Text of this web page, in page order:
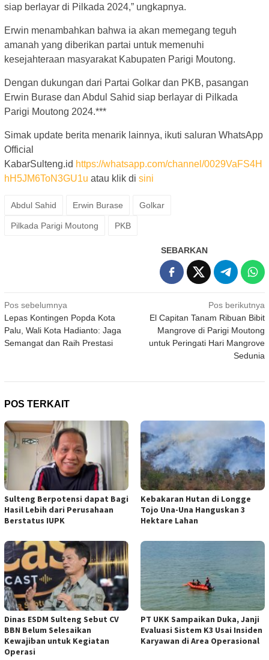
siap berlayar di Pilkada 2024,” ungkapnya.
Erwin menambahkan bahwa ia akan memegang teguh
amanah yang diberikan partai untuk memenuhi
kesejahteraan masyarakat Kabupaten Parigi Moutong.
Dengan dukungan dari Partai Golkar dan PKB, pasangan
Erwin Burase dan Abdul Sahid siap berlayar di Pilkada
Parigi Moutong 2024.***
Simak update berita menarik lainnya, ikuti saluran WhatsApp
Official
KabarSulteng.id https://whatsapp.com/channel/0029VaFS4H
hH5JM6ToN3GU1u atau klik di sini
Abdul Sahid Erwin Burase Golkar
Pilkada Parigi Moutong PKB
SEBARKAN
Navigasi
pos
Pos sebelumnya
Lepas Kontingen Popda Kota
Palu, Wali Kota Hadianto: Jaga
Semangat dan Raih Prestasi
Pos berikutnya
El Capitan Tanam Ribuan Bibit
Mangrove di Parigi Moutong
untuk Peringati Hari Mangrove
Sedunia
POS TERKAIT
Sulteng Berpotensi dapat Bagi
Hasil Lebih dari Perusahaan
Berstatus IUPK
Kebakaran Hutan di Longge
Tojo Una-Una Hanguskan 3
Hektare Lahan
Dinas ESDM Sulteng Sebut CV
BBN Belum Selesaikan
Kewajiban untuk Kegiatan
Operasi
PT UKK Sampaikan Duka, Janji
Evaluasi Sistem K3 Usai Insiden
Karyawan di Area Operasional